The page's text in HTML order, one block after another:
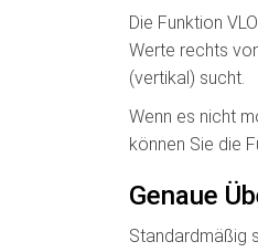
Die Funktion
Werte rechts
(vertikal) sucht.
Wenn es nicht
können Sie die
Genaue
Standardmäßig